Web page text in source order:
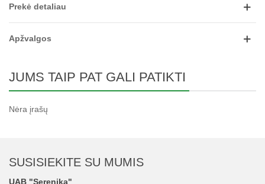
Prekė detaliau
Apžvalgos
JUMS TAIP PAT GALI PATIKTI
Nėra įrašų
SUSISIEKITE SU MUMIS
UAB "Serenika"